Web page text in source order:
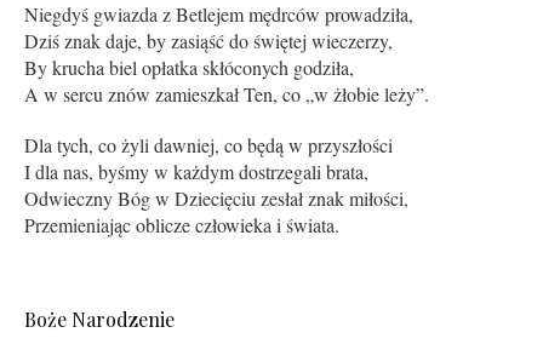
Niegdyś gwiazda z Betlejem mędrców prowadziła,
Dziś znak daje, by zasiąść do świętej wieczerzy,
By krucha biel opłatka skłóconych godziła,
A w sercu znów zamieszkał Ten, co „w żłobie leży”.
Dla tych, co żyli dawniej, co będą w przyszłości
I dla nas, byśmy w każdym dostrzegali brata,
Odwieczny Bóg w Dziecięciu zesłał znak miłości,
Przemieniając oblicze człowieka i świata.
Boże Narodzenie